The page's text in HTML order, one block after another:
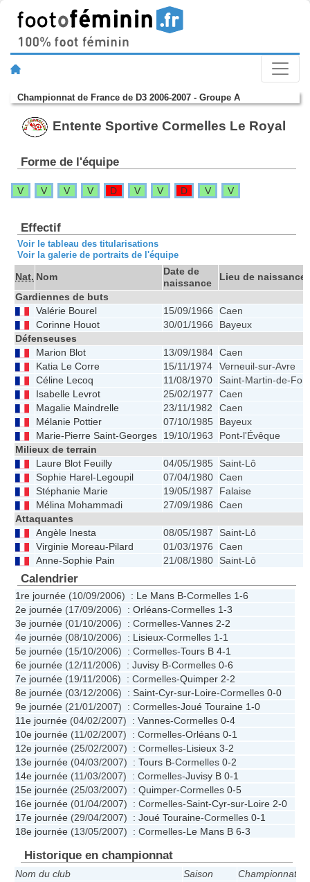
Championnat de France de D3 2006-2007 - Groupe A
Entente Sportive Cormelles Le Royal
Forme de l'équipe
V V V V D V V D V V
Effectif
Voir le tableau des titularisations
Voir la galerie de portraits de l'équipe
Nat. Nom
Date de
naissance
Lieu de naissance
Gardiennes de buts
Valérie Bourel
15/09/1966
Caen
Corinne Houot
30/01/1966
Bayeux
Défenseuses
Marion Blot
13/09/1984 Caen
Katia Le Corre
15/11/1974
Verneuil-sur-Avre
Céline Lecoq
11/08/1970
Saint-Martin-de-
Isabelle Levrot
25/02/1977
Caen
Magalie Maindrelle
23/11/1982
Caen
Mélanie Pottier
07/10/1985
Bayeux
Marie-Pierre Saint-Georges
19/10/1963
Pont-l'Évêque
Milieux de terrain
Laure Blot Feuilly
04/05/1985
Saint-Lô
Sophie Harel-Legoupil
07/04/1980 Caen
Stéphanie Marie
19/05/1987
Falaise
Mélina Mohammadi
27/09/1986
Caen
Attaquantes
Angèle Inesta
08/05/1987
Saint-Lô
Virginie Moreau-Pilard
01/03/1976
Caen
Anne-Sophie Pain
21/08/1980 Saint-Lô
Calendrier
1re journée (10/09/2006) : Le Mans B-Cormelles 1-6
2e journée (17/09/2006) : Orléans-Cormelles 1-3
3e journée (01/10/2006) : Cormelles-Vannes 2-2
4e journée (08/10/2006) : Lisieux-Cormelles 1-1
5e journée (15/10/2006) : Cormelles-Tours B 4-1
6e journée (12/11/2006) : Juvisy B-Cormelles 0-6
7e journée (19/11/2006) : Cormelles-Quimper 2-2
8e journée (03/12/2006) : Saint-Cyr-sur-Loire-Cormelles 0-0
9e journée (21/01/2007) : Cormelles-Joué Touraine 1-0
11e journée (04/02/2007) : Vannes-Cormelles 0-4
10e journée (11/02/2007) : Cormelles-Orléans 0-1
12e journée (25/02/2007) : Cormelles-Lisieux 3-2
13e journée (04/03/2007) : Tours B-Cormelles 0-2
14e journée (11/03/2007) : Cormelles-Juvisy B 0-1
15e journée (25/03/2007) : Quimper-Cormelles 0-5
16e journée (01/04/2007) : Cormelles-Saint-Cyr-sur-Loire 2-0
17e journée (29/04/2007) : Joué Touraine-Cormelles 0-1
18e journée (13/05/2007) : Cormelles-Le Mans B 6-3
Historique en championnat
Nom du club Saison Championnat